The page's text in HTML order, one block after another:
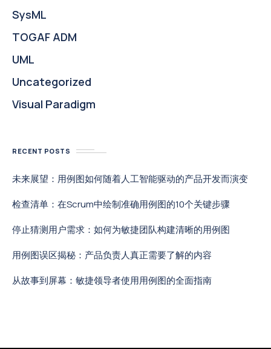
SysML
TOGAF ADM
UML
Uncategorized
Visual Paradigm
RECENT POSTS
未来展望：用例图如何随着人工智能驱动的产品开发而演变
检查清单：在Scrum中绘制准确用例图的10个关键步骤
停止猜测用户需求：如何为敏捷团队构建清晰的用例图
用例图误区揭秘：产品负责人真正需要了解的内容
从故事到屏幕：敏捷领导者使用用例图的全面指南